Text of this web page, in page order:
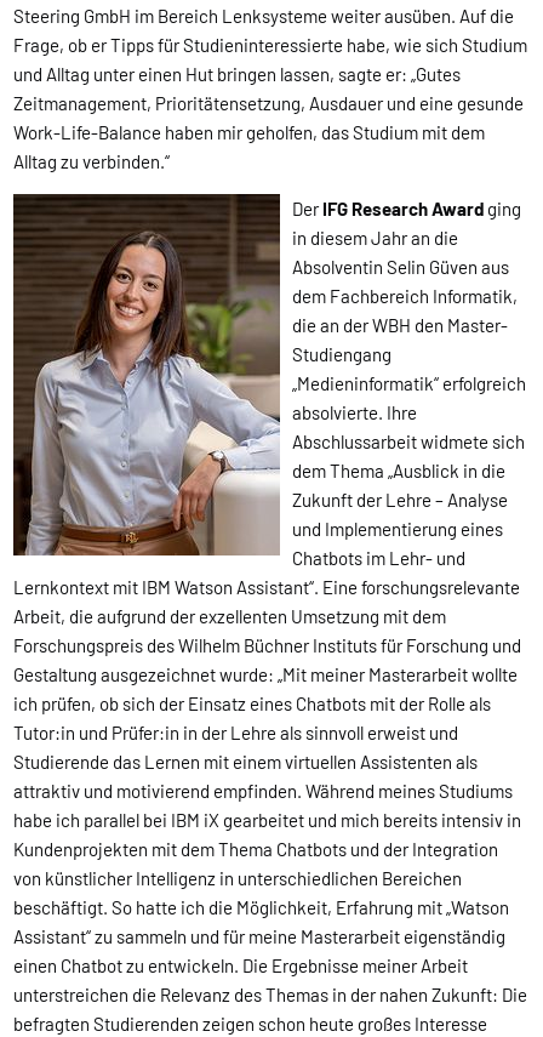
Steering GmbH im Bereich Lenksysteme weiter ausüben. Auf die
Frage, ob er Tipps für Studieninteressierte habe, wie sich Studium
und Alltag unter einen Hut bringen lassen, sagte er: „Gutes
Zeitmanagement, Prioritätensetzung, Ausdauer und eine gesunde
Work-Life-Balance haben mir geholfen, das Studium mit dem
Alltag zu verbinden.“
DerIFG Research Award ging
in diesem Jahr an die
Absolventin Selin Güven aus
dem Fachbereich Informatik,
die an der WBH den Master-
Studiengang
„Medieninformatik“ erfolgreich
absolvierte. Ihre
Abschlussarbeit widmete sich
dem Thema „Ausblick in die
Zukunft der Lehre – Analyse
und Implementierung eines
Chatbots im Lehr- und
Lernkontext mit IBM Watson Assistant“. Eine forschungsrelevante
Arbeit, die aufgrund der exzellenten Umsetzung mit dem
Forschungspreis des Wilhelm Büchner Instituts für Forschung und
Gestaltung ausgezeichnet wurde: „Mit meiner Masterarbeit wollte
ich prüfen, ob sich der Einsatz eines Chatbots mit der Rolle als
Tutor:in und Prüfer:in in der Lehre als sinnvoll erweist und
Studierende das Lernen mit einem virtuellen Assistenten als
attraktiv und motivierend empfinden. Während meines Studiums
habe ich parallel bei IBM iX gearbeitet und mich bereits intensiv in
Kundenprojekten mit dem Thema Chatbots und der Integration
von künstlicher Intelligenz in unterschiedlichen Bereichen
beschäftigt. So hatte ich die Möglichkeit, Erfahrung mit „Watson
Assistant“ zu sammeln und für meine Masterarbeit eigenständig
einen Chatbot zu entwickeln. Die Ergebnisse meiner Arbeit
unterstreichen die Relevanz des Themas in der nahen Zukunft: Die
befragten Studierenden zeigen schon heute großes Interesse